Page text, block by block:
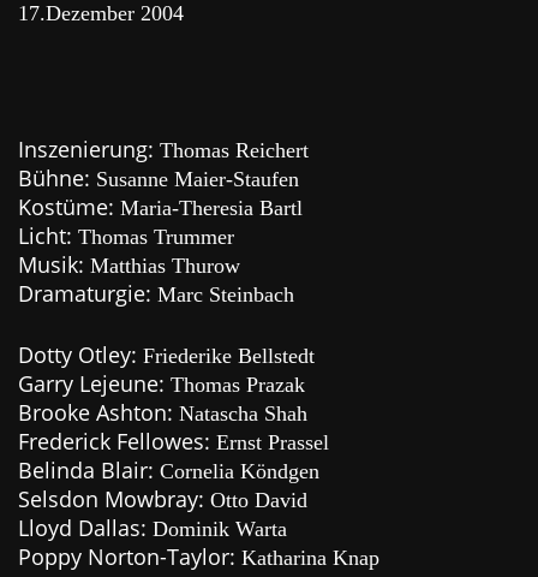
17.Dezember 2004
Inszenierung: Thomas Reichert
Bühne: Susanne Maier-Staufen
Kostüme: Maria-Theresia Bartl
Licht: Thomas Trummer
Musik: Matthias Thurow
Dramaturgie: Marc Steinbach
Dotty Otley: Friederike Bellstedt
Garry Lejeune: Thomas Prazak
Brooke Ashton: Natascha Shah
Frederick Fellowes: Ernst Prassel
Belinda Blair: Cornelia Köndgen
Selsdon Mowbray: Otto David
Lloyd Dallas: Dominik Warta
Poppy Norton-Taylor: Katharina Knap